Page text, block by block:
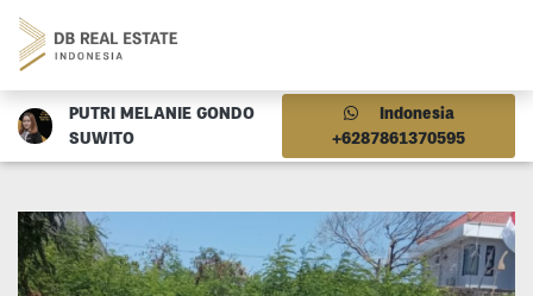
PUTRI MELANIE GONDO
SUWITO
Indonesia
+6287861370595